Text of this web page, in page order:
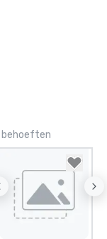
restaurant or being
than desirable table.
everyone is treated
immediate seating
What’s more, your
a special warm
from the restaurant
behoeften